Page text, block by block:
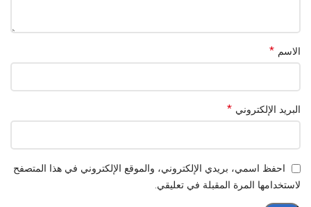
الاسم *
البريد الإلكتروني *
احفظ اسمي، بريدي الإلكتروني، والموقع الإلكتروني في هذا المتصفح
لاستخدامها المرة المقبلة في تعليقي.